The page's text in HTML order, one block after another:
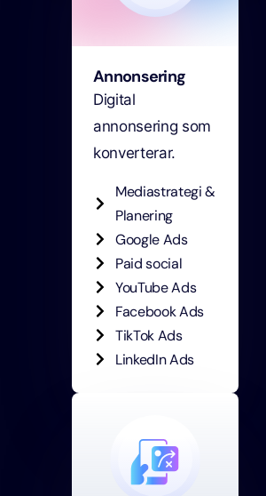
Annonsering
Digital
annonsering som
konverterar.
Mediastrategi &
Planering
Google Ads
Paid social
YouTube Ads
Facebook Ads
TikTok Ads
LinkedIn Ads